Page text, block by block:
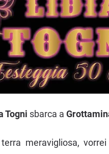
Togni sbarca a
meravigliosa,